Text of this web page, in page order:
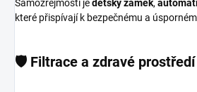
Samozřejmostí jedětský zámek,
které přispívají k bezpečnému a
🛡️ Filtrace a zdravé prostředí